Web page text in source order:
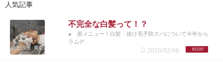
人気記事
不完全な白髪って！？
● 新メニュー！白髪・抜け毛予防スパについて今年から
ラムデ...
852297
2026/02/08